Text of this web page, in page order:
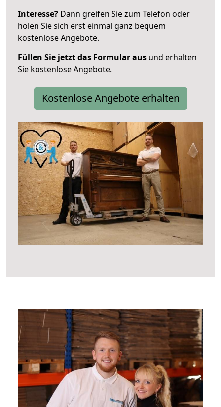
Interesse? Dann greifen Sie zum Telefon oder
holen Sie sich erst einmal ganz bequem
kostenlose Angebote.
Füllen Sie jetzt das Formular aus und erhalten
Sie kostenlose Angebote.
Kostenlose Angebote erhalten